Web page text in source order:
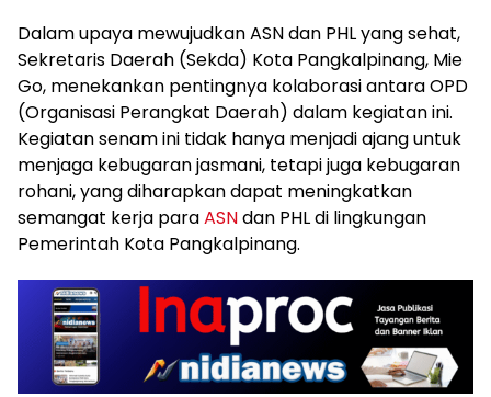
Dalam upaya mewujudkan ASN dan PHL yang sehat,
Sekretaris Daerah (Sekda) Kota Pangkalpinang, Mie
Go, menekankan pentingnya kolaborasi antara OPD
(Organisasi Perangkat Daerah) dalam kegiatan ini.
Kegiatan senam ini tidak hanya menjadi ajang untuk
menjaga kebugaran jasmani, tetapi juga kebugaran
rohani, yang diharapkan dapat meningkatkan
semangat kerja paraASNdan PHL di lingkungan
Pemerintah Kota Pangkalpinang.